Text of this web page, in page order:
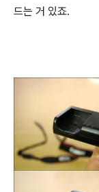
드는 거 있죠.